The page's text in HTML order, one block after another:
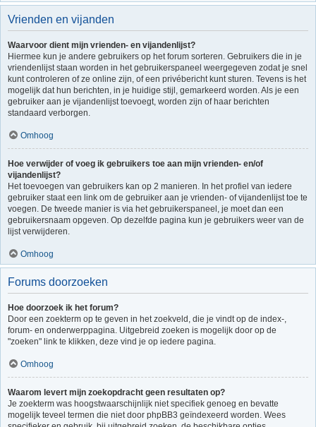
Vrienden en vijanden
Waarvoor dient mijn vrienden- en vijandenlijst?
Hiermee kun je andere gebruikers op het forum sorteren. Gebruikers die in je
vriendenlijst staan worden in het gebruikerspaneel weergegeven zodat je snel
kunt controleren of ze online zijn, of een privébericht kunt sturen. Tevens is het
mogelijk dat hun berichten, in je huidige stijl, gemarkeerd worden. Als je een
gebruiker aan je vijandenlijst toevoegt, worden zijn of haar berichten
standaard verborgen.
Omhoog
Hoe verwijder of voeg ik gebruikers toe aan mijn vrienden- en/of
vijandenlijst?
Het toevoegen van gebruikers kan op 2 manieren. In het profiel van iedere
gebruiker staat een link om de gebruiker aan je vrienden- of vijandenlijst toe te
voegen. De tweede manier is via het gebruikerspaneel, je moet dan een
gebruikersnaam opgeven. Op dezelfde pagina kun je gebruikers weer van de
lijst verwijderen.
Omhoog
Forums doorzoeken
Hoe doorzoek ik het forum?
Door een zoekterm op te geven in het zoekveld, die je vindt op de index-,
forum- en onderwerppagina. Uitgebreid zoeken is mogelijk door op de
"zoeken" link te klikken, deze vind je op iedere pagina.
Omhoog
Waarom levert mijn zoekopdracht geen resultaten op?
Je zoekterm was hoogstwaarschijnlijk niet specifiek genoeg en bevatte
mogelijk teveel termen die niet door phpBB3 geïndexeerd worden. Wees